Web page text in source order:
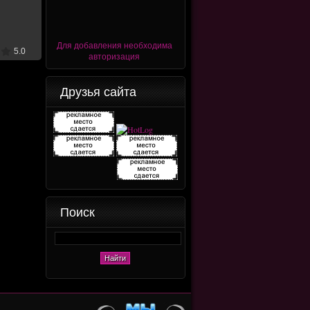
5.0
Для добавления необходима
авторизация
Друзья сайта
Поиск